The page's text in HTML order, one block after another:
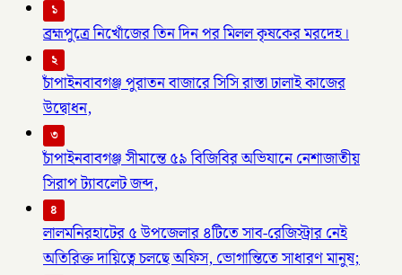
১
ব্রহ্মপুত্রে নিখোঁজের তিন দিন পর মিলল কৃষকের মরদেহ।
২
চাঁপাইনবাবগঞ্জ পুরাতন বাজারে সিসি রাস্তা ঢালাই কাজের
উদ্বোধন,
৩
চাঁপাইনবাবগঞ্জ সীমান্তে ৫৯ বিজিবির অভিযানে নেশাজাতীয়
সিরাপ ট্যাবলেট জব্দ,
৪
লালমনিরহাটের ৫ উপজেলার ৪টিতে সাব-রেজিস্ট্রার নেই
অতিরিক্ত দায়িত্বে চলছে অফিস, ভোগান্তিতে সাধারণ মানুষ;